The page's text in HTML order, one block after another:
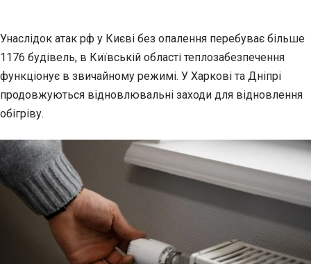
Унаслідок атак рф у Києві без опалення перебуває більше
1176 будівель, в Київській області теплозабезпечення
функціонує в звичайному режимі. У Харкові та Дніпрі
продовжуються відновлювальні заходи для відновлення
обігріву.